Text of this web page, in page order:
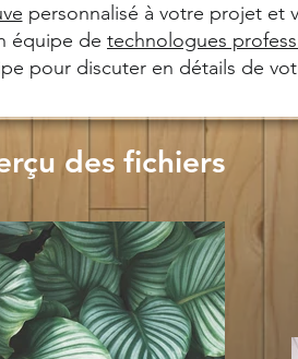
personnalisé à votre projet et
équipe de technologues
pour discuter en détails de
des fichiers